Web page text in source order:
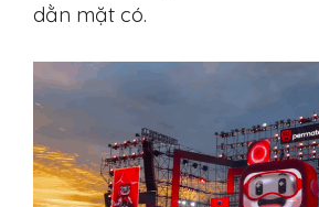
dằn mặt có.